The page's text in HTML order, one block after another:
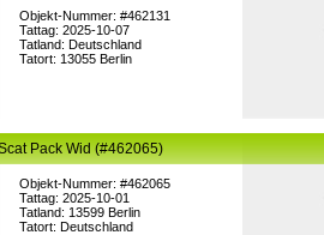
Objekt-Nummer: #462131
Tattag: 2025-10-07
Tatland: Deutschland
Tatort: 13055 Berlin
Objekt-Nummer: #462065
Tattag: 2025-10-01
Tatland: 13599 Berlin
Tatort: Deutschland
Pack Wid (#462065)